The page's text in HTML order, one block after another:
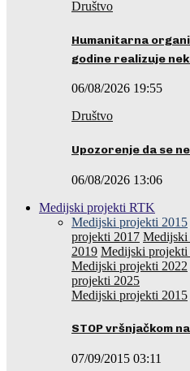
Društvo
Humanitarna
godine realizuje
06/08/2026 19:55
Društvo
Upozorenje da se
06/08/2026 13:06
Medijski projekti RTK
Medijski projekti 2015
projekti 2017 Medijski
2019 Medijski projekti
Medijski projekti 2022
projekti 2025
Medijski projekti 2015
STOP vršnjačkom
07/09/2015 03:11